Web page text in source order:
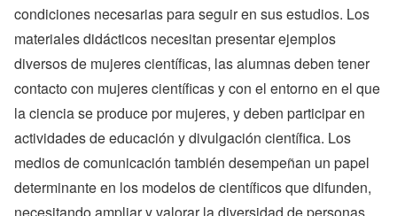
condiciones necesarias para seguir en sus estudios. Los
materiales didácticos necesitan presentar ejemplos
diversos de mujeres científicas, las alumnas deben tener
contacto con mujeres científicas y con el entorno en el que
la ciencia se produce por mujeres, y deben participar en
actividades de educación y divulgación científica. Los
medios de comunicación también desempeñan un papel
determinante en los modelos de científicos que difunden,
necesitando ampliar y valorar la diversidad de personas